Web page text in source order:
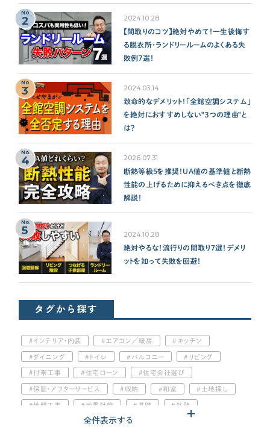
No.
2 2024.10.28
【間取りのコツ】絶対やめて！一生後悔す
る脱衣所・ランドリールームのよくある失
敗例７選！
No.
3 2024.03.14
致命的なデメリット！「全館空調システム」
を絶対におすすめしない"３つの理由"と
は？
No.
4 2026.07.31
断熱等級5を推奨！UA値の基準値と断熱
性能の上げるために抑えるべき点を徹底
解説！
No.
5 2024.10.28
絶対やるな！流行りの間取り7選！デメリ
ットを知って失敗を回避！
タグから探す
インテリア・内装 エアコン／暖房 キッチン
ダイニング トイレ バルコニー リビング
付帯工事 住宅ローン 住宅会社選び
保証・アフターサービス 収納 和室 土地探し
地盤工事 地震対策 基礎 外壁
子供部屋
全件表示する